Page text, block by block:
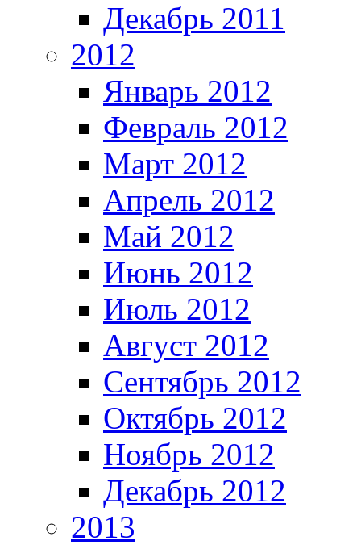
Декабрь 2011
2012
Январь 2012
Февраль 2012
Март 2012
Апрель 2012
Май 2012
Июнь 2012
Июль 2012
Август 2012
Сентябрь 2012
Октябрь 2012
Ноябрь 2012
Декабрь 2012
2013